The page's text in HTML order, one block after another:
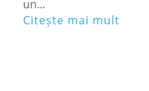
un...
Citește mai mult